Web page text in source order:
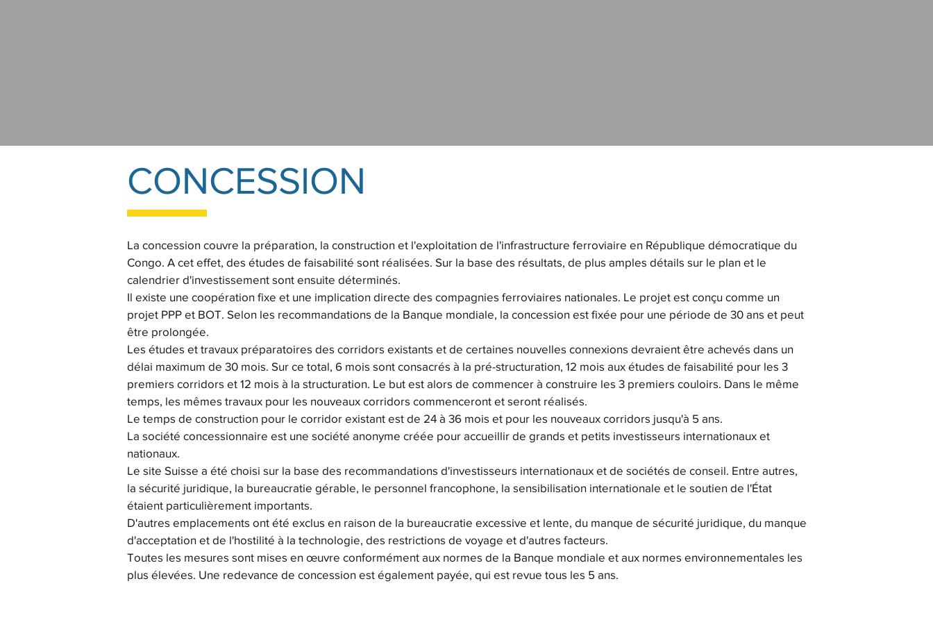
CONCESSION
La concession couvre la préparation, la construction et l'exploitation de l'infrastructure ferroviaire en République démocratique du
Congo. A cet effet, des études de faisabilité sont réalisées. Sur la base des résultats, de plus amples détails sur le plan et le
calendrier d'investissement sont ensuite déterminés.
Il existe une coopération fixe et une implication directe des compagnies ferroviaires nationales. Le projet est conçu comme un
projet PPP et BOT. Selon les recommandations de la Banque mondiale, la concession est fixée pour une période de 30 ans et peut
être prolongée.
Les études et travaux préparatoires des corridors existants et de certaines nouvelles connexions devraient être achevés dans un
délai maximum de 30 mois. Sur ce total, 6 mois sont consacrés à la pré-structuration, 12 mois aux études de faisabilité pour les 3
premiers corridors et 12 mois à la structuration. Le but est alors de commencer à construire les 3 premiers couloirs. Dans le même
temps, les mêmes travaux pour les nouveaux corridors commenceront et seront réalisés.
Le temps de construction pour le corridor existant est de 24 à 36 mois et pour les nouveaux corridors jusqu'à 5 ans.
La société concessionnaire est une société anonyme créée pour accueillir de grands et petits investisseurs internationaux et
nationaux.
Le site Suisse a été choisi sur la base des recommandations d'investisseurs internationaux et de sociétés de conseil. Entre autres,
la sécurité juridique, la bureaucratie gérable, le personnel francophone, la sensibilisation internationale et le soutien de l'État
étaient particulièrement importants.
D'autres emplacements ont été exclus en raison de la bureaucratie excessive et lente, du manque de sécurité juridique, du manque
d'acceptation et de l'hostilité à la technologie, des restrictions de voyage et d'autres facteurs.
Toutes les mesures sont mises en œuvre conformément aux normes de la Banque mondiale et aux normes environnementales les
plus élevées. Une redevance de concession est également payée, qui est revue tous les 5 ans.